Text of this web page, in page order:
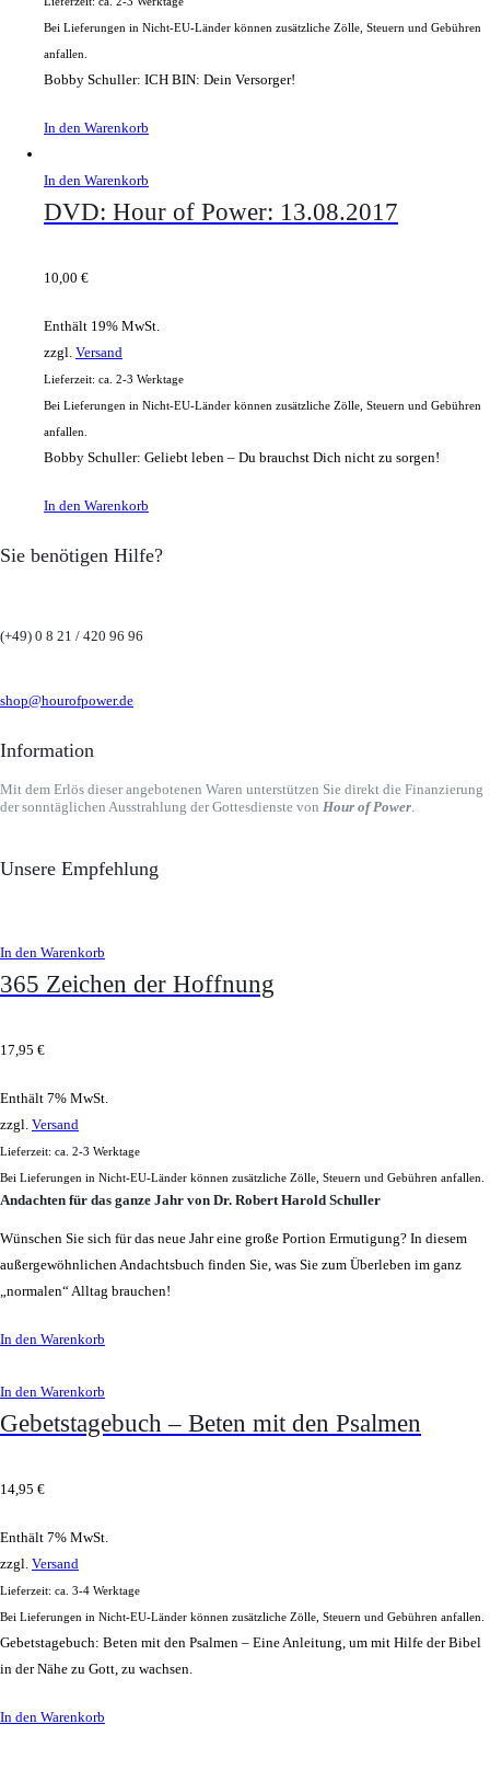
Bei Lieferungen in Nicht-EU-Länder können zusätzliche Zölle, Steuern und Gebühren
anfallen.
Bobby Schuller: ICH BIN: Dein Versorger!
In den Warenkorb
In den Warenkorb
DVD: Hour of Power: 13.08.2017
10,00 €
Enthält 19% MwSt.
zzgl. Versand
Lieferzeit: ca. 2-3 Werktage
Bei Lieferungen in Nicht-EU-Länder können zusätzliche Zölle, Steuern und Gebühren
anfallen.
Bobby Schuller: Geliebt leben – Du brauchst Dich nicht zu sorgen!
In den Warenkorb
Sie benötigen Hilfe?
(+49) 0 8 21 / 420 96 96
shop@hourofpower.de
Information
Mit dem Erlös dieser angebotenen Waren unterstützen Sie direkt die Finanzierung
der sonntäglichen Ausstrahlung der Gottesdienste von Hour of Power
Unsere Empfehlung
In den Warenkorb
365 Zeichen der Hoffnung
17,95 €
Enthält 7% MwSt.
zzgl. Versand
Lieferzeit: ca. 2-3 Werktage
Bei Lieferungen in Nicht-EU-Länder können zusätzliche Zölle, Steuern und Gebühren anfallen.
Andachten für das ganze Jahr von Dr. Robert Harold Schuller
Wünschen Sie sich für das neue Jahr eine große Portion Ermutigung? In diesem
außergewöhnlichen Andachtsbuch finden Sie, was Sie zum Überleben im ganz
„normalen“ Alltag brauchen!
In den Warenkorb
In den Warenkorb
Gebetstagebuch – Beten mit den Psalmen
14,95 €
Enthält 7% MwSt.
zzgl. Versand
Lieferzeit: ca. 3-4 Werktage
Bei Lieferungen in Nicht-EU-Länder können zusätzliche Zölle, Steuern und Gebühren anfallen.
Gebetstagebuch: Beten mit den Psalmen – Eine Anleitung, um mit Hilfe der Bibel
in der Nähe zu Gott, zu wachsen.
In den Warenkorb